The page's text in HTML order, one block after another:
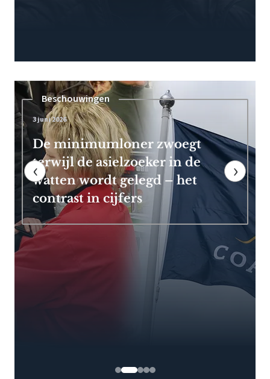
Pensioen
7 mei 2026
Frans Timmermans kan vroeg
met pensioen dankzij royale
EU-uitkering
‹ ›